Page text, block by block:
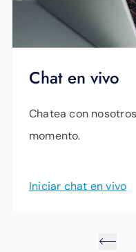
Chat en vivo
Chatea con
momento.
Iniciar chat en vivo